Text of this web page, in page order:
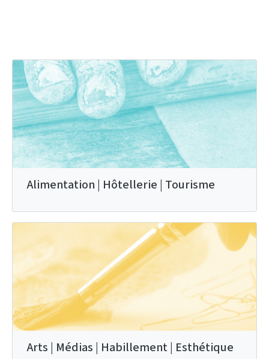
Alimentation | Hôtellerie | Tourisme
Arts | Médias | Habillement | Esthétique